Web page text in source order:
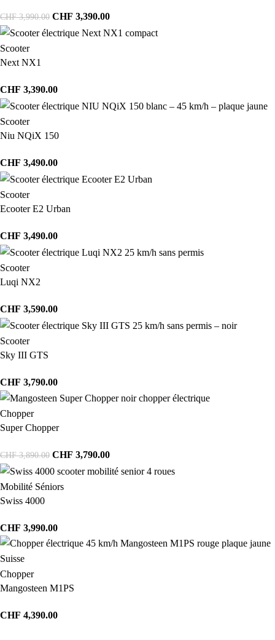
CHF3,990.00 CHF 3,390.00
Scooter
Next NX1
CHF 3,390.00
Scooter
Niu NQiX 150
CHF 3,490.00
Scooter
Ecooter E2 Urban
CHF 3,490.00
Scooter
Luqi NX2
CHF 3,590.00
Scooter
Sky III GTS
CHF 3,790.00
Chopper
Super Chopper
CHF3,890.00 CHF 3,790.00
Mobilité Séniors
Swiss 4000
CHF 3,990.00
Chopper
Mangosteen M1PS
CHF 4,390.00